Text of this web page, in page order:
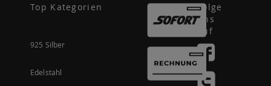
Top Kategorien
925 Silber
Edelstahl
Folge
uns
auf